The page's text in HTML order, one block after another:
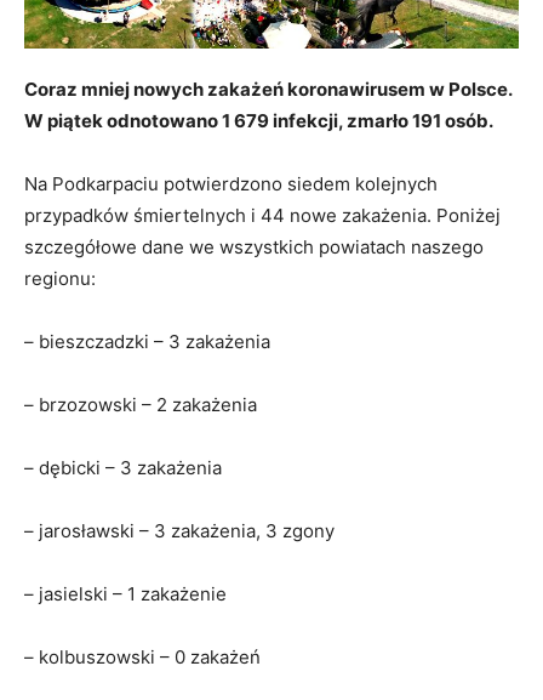
Coraz mniej nowych zakażeń koronawirusem w Polsce.
W piątek odnotowano 1 679 infekcji, zmarło 191 osób.
Na Podkarpaciu potwierdzono siedem kolejnych
przypadków śmiertelnych i 44 nowe zakażenia. Poniżej
szczegółowe dane we wszystkich powiatach naszego
regionu:
– bieszczadzki – 3 zakażenia
– brzozowski – 2 zakażenia
– dębicki – 3 zakażenia
– jarosławski – 3 zakażenia, 3 zgony
– jasielski – 1 zakażenie
– kolbuszowski – 0 zakażeń